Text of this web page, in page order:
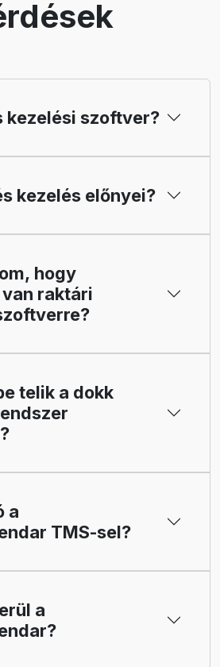
kezelési szoftver?
kezelés előnyei?
hogy
raktári
telik a dokk
a
TMS-sel?
a